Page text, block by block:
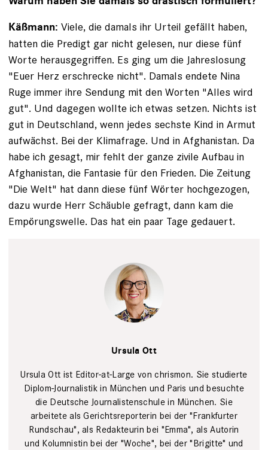
Käßmann: Viele, die damals ihr Urteil gefällt haben,
hatten die Predigt gar nicht gelesen, nur diese fünf
Worte herausgegriffen. Es ging um die Jahreslosung
"Euer Herz erschrecke nicht". Damals endete Nina
Ruge immer ihre Sendung mit den Worten "Alles wird
gut". Und dagegen wollte ich etwas setzen. Nichts ist
gut in Deutschland, wenn jedes sechste Kind in Armut
aufwächst. Bei der Klimafrage. Und in ­Afghanistan. Da
habe ich gesagt, mir fehlt der ganze zivile Aufbau in
Afghanistan, die Fantasie für den Frieden. Die Zeitung
"Die Welt" hat dann diese fünf Wörter hochgezogen,
dazu wurde Herr Schäuble gefragt, dann kam die
Empörungswelle. Das hat ein paar Tage gedauert.
Ursula Ott
Ursula Ott ist Editor-at-Large von chrismon. Sie studierte
Diplom-Journalistik in München und Paris und besuchte
die Deutsche Journalistenschule in München. Sie
arbeitete als Gerichtsreporterin bei der "Frankfurter
Rundschau", als Redakteurin bei "Emma", als Autorin
und Kolumnistin bei der "Woche", bei der "Brigitte" und